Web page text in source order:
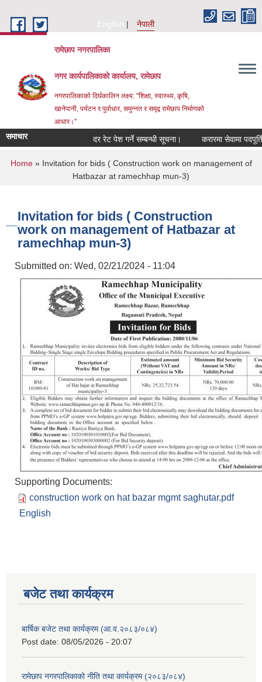
English
नेपाली
रामेछाप नगरपालिका
नगर कार्यपालिकाको कार्यालय, रामेछाप
नगरपालिकाको दिर्घकालिन लक्ष्य: "शिक्षा, स्वास्थ्य, कृषि,
खानेपानी, पर्यटन र पुर्वाधार, समुन्नत र समृद्व रामेछाप निर्माणको
आधार।"
समाचार दर रेट पेश गर्ने सम्बन्धी सूचना। करारमा सेवामा पदपूर्ति
You are here
Home» Invitation for bids ( Construction work on management of
Hatbazar at ramechhap mun-3)
Invitation for bids ( Construction
work on management of Hatbazar at
ramechhap mun-3)
Submitted on: Wed, 02/21/2024 - 11:04
Supporting Documents:
construction work on hat bazar mgmt saghutar.pdf
English
बजेट तथा कार्यक्रम
बार्षिक बजेट तथा कार्यक्रम (आ.व.२०८३/०८४)
Post date: 08/05/2026 - 20:07
रामेछाप नगरपालिकाको नीति तथा कार्यक्रम (२०८३/०८४)